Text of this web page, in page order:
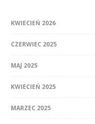
KWIECIEŃ 2026
CZERWIEC 2025
MAJ 2025
KWIECIEŃ 2025
MARZEC 2025